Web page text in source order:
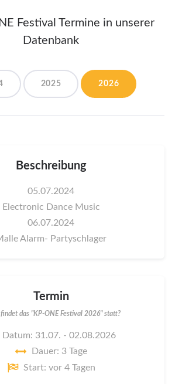
Festival Termine in unserer
Datenbank
2025 2026
Beschreibung
05.07.2024
Electronic Dance Music
06.07.2024
Alarm- Partyschlager
Termin
findet das "KP-ONE Festival 2026" statt?
Datum: 31.07. - 02.08.2026
Dauer: 3 Tage
Start: vor 4 Tagen